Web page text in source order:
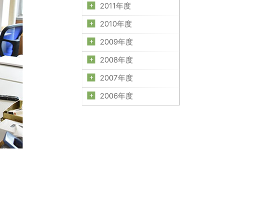
2011年度
2010年度
2009年度
2008年度
2007年度
2006年度